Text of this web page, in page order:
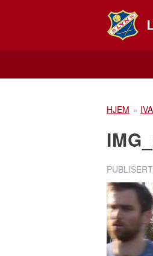
HJEM »
PUBLISERT